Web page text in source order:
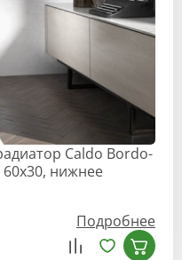
Caldo Bordo-
нижнее
Подробнее